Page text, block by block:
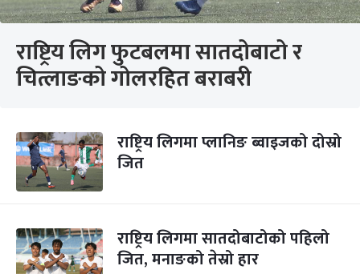
राष्ट्रिय लिग फुटबलमा सातदोबाटो र
चित्लाङको गोलरहित बराबरी
राष्ट्रिय लिगमा प्लानिङ ब्वाइजको दोस्रो
जित
राष्ट्रिय लिगमा सातदोबाटोको पहिलो
जित, मनाङको तेस्रो हार